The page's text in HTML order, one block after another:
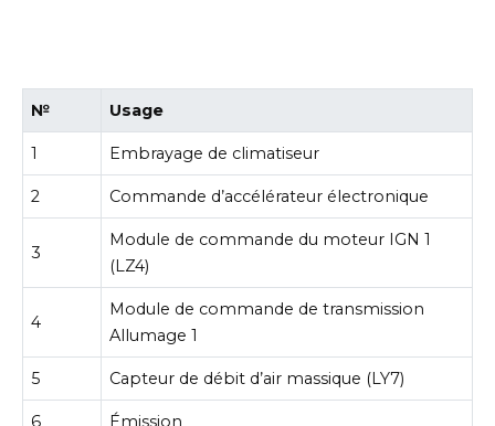
№ Usage
1 Embrayage de climatiseur
2 Commande d’accélérateur électronique
3
Module de commande du moteur IGN 1
(LZ4)
4
Module de commande de transmission
Allumage 1
5 Capteur de débit d’air massique (LY7)
6 Émission